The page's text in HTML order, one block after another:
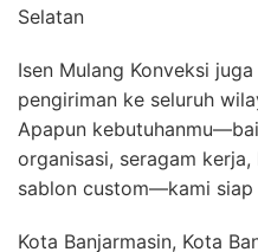
Selatan
Isen Mulang Konveksi
pengiriman ke seluruh
Apapun
organisasi, seragam
sablon custom—kami siap
Kota Banjarmasin, Kota